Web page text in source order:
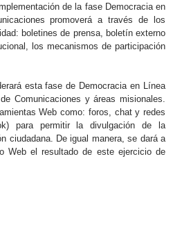
de la fase Democracia en
promoverá a través de los
boletines de prensa, boletín externo
los mecanismos de participación
esta fase de Democracia en Línea
Comunicaciones y áreas misionales.
Web como: foros, chat y redes
para permitir la divulgación de la
ciudadana. De igual manera, se dará a
Web el resultado de este ejercicio de